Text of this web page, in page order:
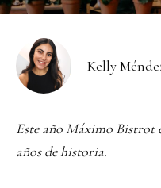
Kelly
Este año Máximo Bistrot
años de historia.